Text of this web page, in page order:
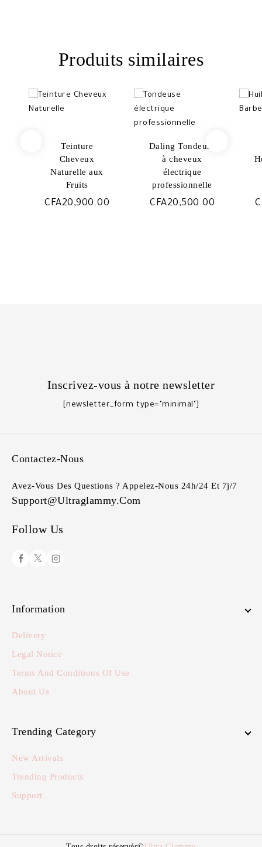
Produits similaires
Teinture
Cheveux
Naturelle aux
Fruits
CFA20,900.00
Daling Tondeuse
à cheveux
électrique
professionnelle
CFA20,500.00
Inscrivez-vous à notre newsletter
[newsletter_form type="minimal"]
Contactez-Nous
Avez-Vous Des Questions ? Appelez-Nous 24h/24 Et 7j/7
Support@ultraglammy.com
Follow Us
Information
Delivery
Legal Notice
Terms And Conditions Of Use
About Us
Trending Category
New Arrivals
Trending Products
Support